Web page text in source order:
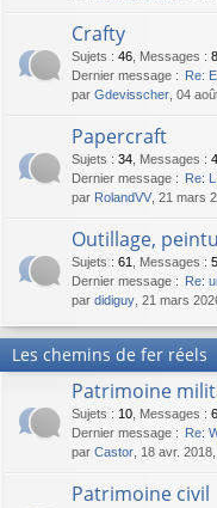
Crafty
Sujets : 46 Messages :
Dernier message : Re:
par Gdevisscher , 04
Papercraft
Sujets : 34 Messages :
Dernier message : Re:
par RolandVV , 21 mars
Outillage,
Sujets : 61 Messages :
Dernier message : Re:
par didiguy , 21 mars
Les chemins de fer réels
Patrimoine
Sujets : 10 Messages :
Dernier message : Re:
par Castor , 18 avr.
Patrimoine civil